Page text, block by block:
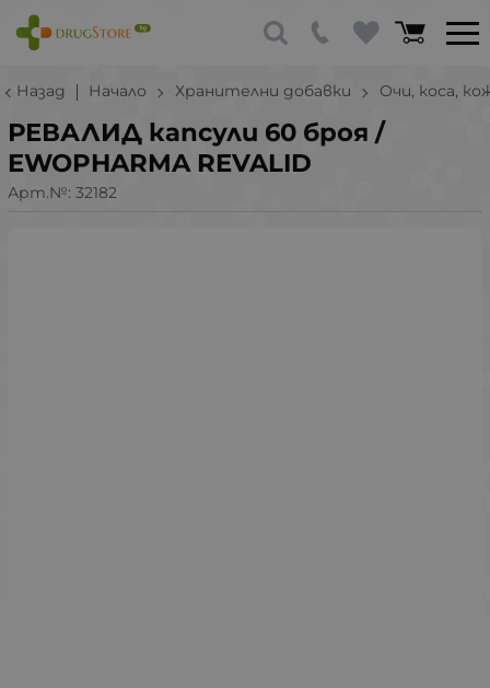
Назад Начало Хранителни добавки Очи, коса,
РЕВАЛИД капсули 60 броя /
EWOPHARMA REVALID
Арт.№: 32182